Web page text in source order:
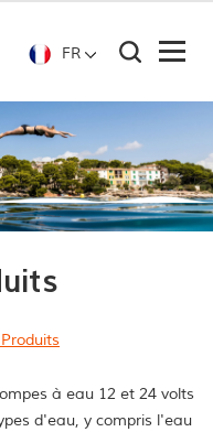
FR
à eau 12 et 24 volts
d'eau, y compris l'eau